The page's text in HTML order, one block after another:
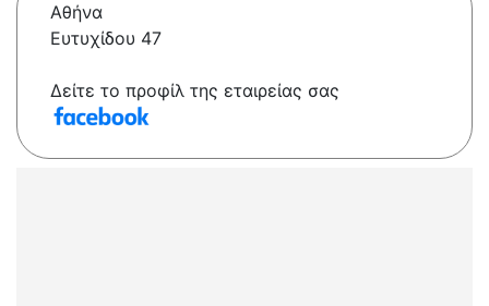
Αθήνα
Ευτυχίδου 47
Δείτε το προφίλ της εταιρείας σας